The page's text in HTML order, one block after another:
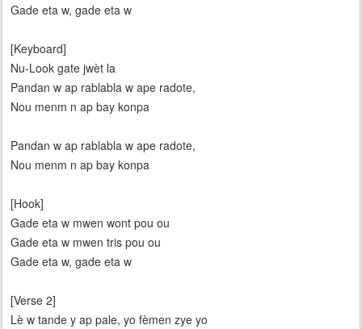
Gade eta w, gade eta w
[Keyboard]
Nu-Look gate jwèt la
Pandan w ap rablabla w ape radote,
Nou menm n ap bay konpa
Pandan w ap rablabla w ape radote,
Nou menm n ap bay konpa
[Hook]
Gade eta w mwen wont pou ou
Gade eta w mwen tris pou ou
Gade eta w, gade eta w
[Verse 2]
Lè w tande y ap pale, yo fèmen zye yo